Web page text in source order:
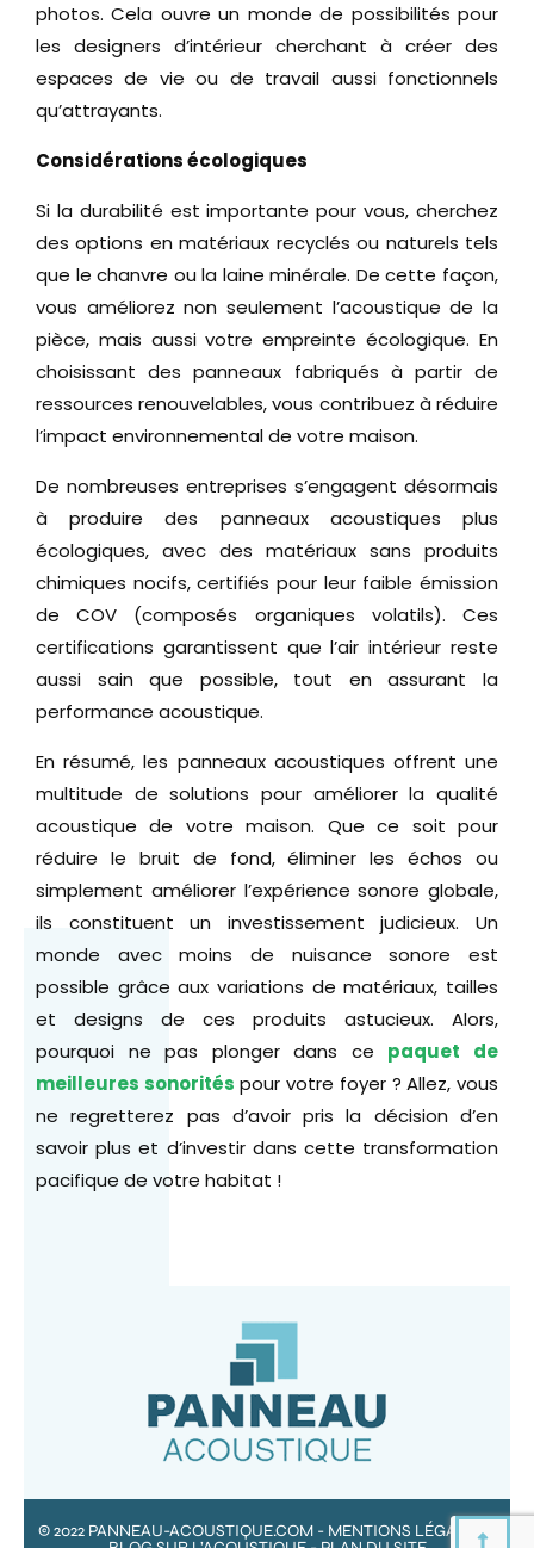
photos. Cela ouvre un monde de possibilités pour
les designers d’intérieur cherchant à créer des
espaces de vie ou de travail aussi fonctionnels
qu’attrayants.
Considérations écologiques
Si la durabilité est importante pour vous, cherchez
des options en matériaux recyclés ou naturels tels
que le chanvre ou la laine minérale. De cette façon,
vous améliorez non seulement l’acoustique de la
pièce, mais aussi votre empreinte écologique. En
choisissant des panneaux fabriqués à partir de
ressources renouvelables, vous contribuez à réduire
l’impact environnemental de votre maison.
De nombreuses entreprises s’engagent désormais
à produire des panneaux acoustiques plus
écologiques, avec des matériaux sans produits
chimiques nocifs, certifiés pour leur faible émission
de COV (composés organiques volatils). Ces
certifications garantissent que l’air intérieur reste
aussi sain que possible, tout en assurant la
performance acoustique.
En résumé, les panneaux acoustiques offrent une
multitude de solutions pour améliorer la qualité
acoustique de votre maison. Que ce soit pour
réduire le bruit de fond, éliminer les échos ou
simplement améliorer l’expérience sonore globale,
ils constituent un investissement judicieux. Un
monde avec moins de nuisance sonore est
possible grâce aux variations de matériaux, tailles
et designs de ces produits astucieux. Alors,
pourquoi ne pas plonger dans ce paquet de
meilleures sonorités pour votre foyer ? Allez, vous
ne regretterez pas d’avoir pris la décision d’en
savoir plus et d’investir dans cette transformation
pacifique de votre habitat !
© 2022 PANNEAU-ACOUSTIQUE.COM - MENTIONS LÉGALES-